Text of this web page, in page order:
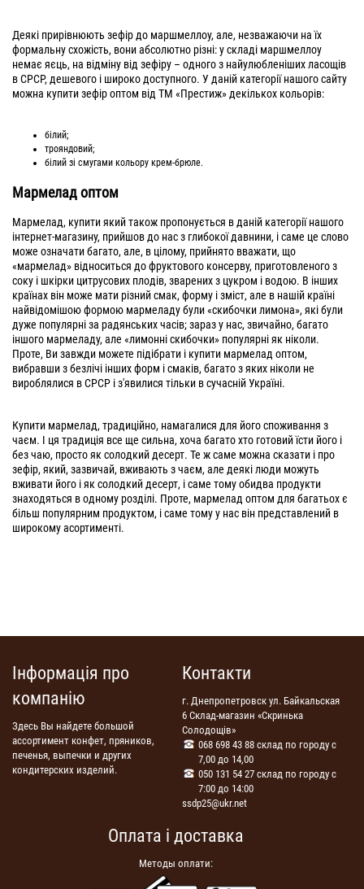
Деякі прирівнюють зефір до маршмеллоу, але, незважаючи на їх
формальну схожість, вони абсолютно різні: у складі маршмеллоу
немає яєць, на відміну від зефіру – одного з найулюбленіших ласощів
в СРСР, дешевого і широко доступного. У даній категорії нашого сайту
можна купити зефір оптом від ТМ «Престиж» декількох кольорів:
білий;
трояндовий;
білий зі смугами кольору крем-брюле.
Мармелад оптом
Мармелад, купити який також пропонується в даній категорії нашого
інтернет-магазину, прийшов до нас з глибокої давнини, і саме це слово
може означати багато, але, в цілому, прийнято вважати, що
«мармелад» відноситься до фруктового консерву, приготовленого з
соку і шкірки цитрусових плодів, зварених з цукром і водою. В інших
країнах він може мати різний смак, форму і зміст, але в нашій країні
найвідомішою формою мармеладу були «скибочки лимона», які були
дуже популярні за радянських часів; зараз у нас, звичайно, багато
іншого мармеладу, але «лимонні скибочки» популярні як ніколи.
Проте, Ви завжди можете підібрати і купити мармелад оптом,
вибравши з безлічі інших форм і смаків, багато з яких ніколи не
вироблялися в СРСР і з'явилися тільки в сучасній Україні.
Купити мармелад, традиційно, намагалися для його споживання з
чаєм. І ця традиція все ще сильна, хоча багато хто готовий їсти його і
без чаю, просто як солодкий десерт. Те ж саме можна сказати і про
зефір, який, зазвичай, вживають з чаєм, але деякі люди можуть
вживати його і як солодкий десерт, і саме тому обидва продукти
знаходяться в одному розділі. Проте, мармелад оптом для багатьох є
більш популярним продуктом, і саме тому у нас він представлений в
широкому асортименті.
Інформація про
компанію
Здесь Вы найдете большой
ассортимент конфет, пряников,
печенья, выпечки и других
кондитерских изделий.
Оплата і доставка
Методы оплати:
Контакти
г. Днепропетровск ул. Байкальская
6 Склад-магазин «Скринька
Солодощів»
068 698 43 88 склад по городу с
7,00 до 14,00
050 131 54 27 склад по городу с
7:00 до 14:00
ssdp25@ukr.net